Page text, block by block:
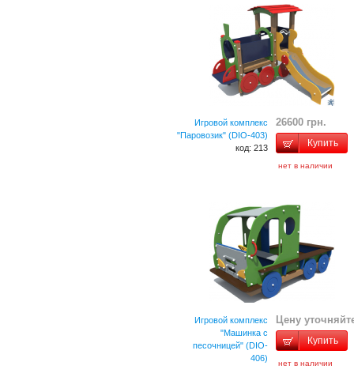
Игровой комплекс
"Паровозик" (DIO-403)
код: 213
26600 грн.
Купить
нет в наличии
Игровой комплекс
"Машинка с
песочницей" (DIO-
406)
Цену
Купить
нет в наличии